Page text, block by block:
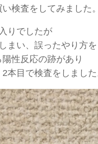
検査をしてみました。
りでしたが
まい、誤ったやり方
性反応の跡があり
本目で検査をしました